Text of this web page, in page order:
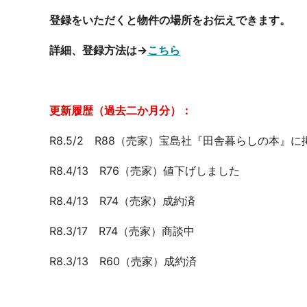
登録をいただくと物件の場所をお伝えできます。
詳細、登録方法は→こちら
更新履歴（過去二か月分）：
R8.5/2 R88（売家）宝島社『田舎暮らしの本』に
R8.4/13 R76（売家）値下げしました
R8.4/13 R74（売家）成約済
R8.3/17 R74（売家）商談中
R8.3/13 R60（売家）成約済